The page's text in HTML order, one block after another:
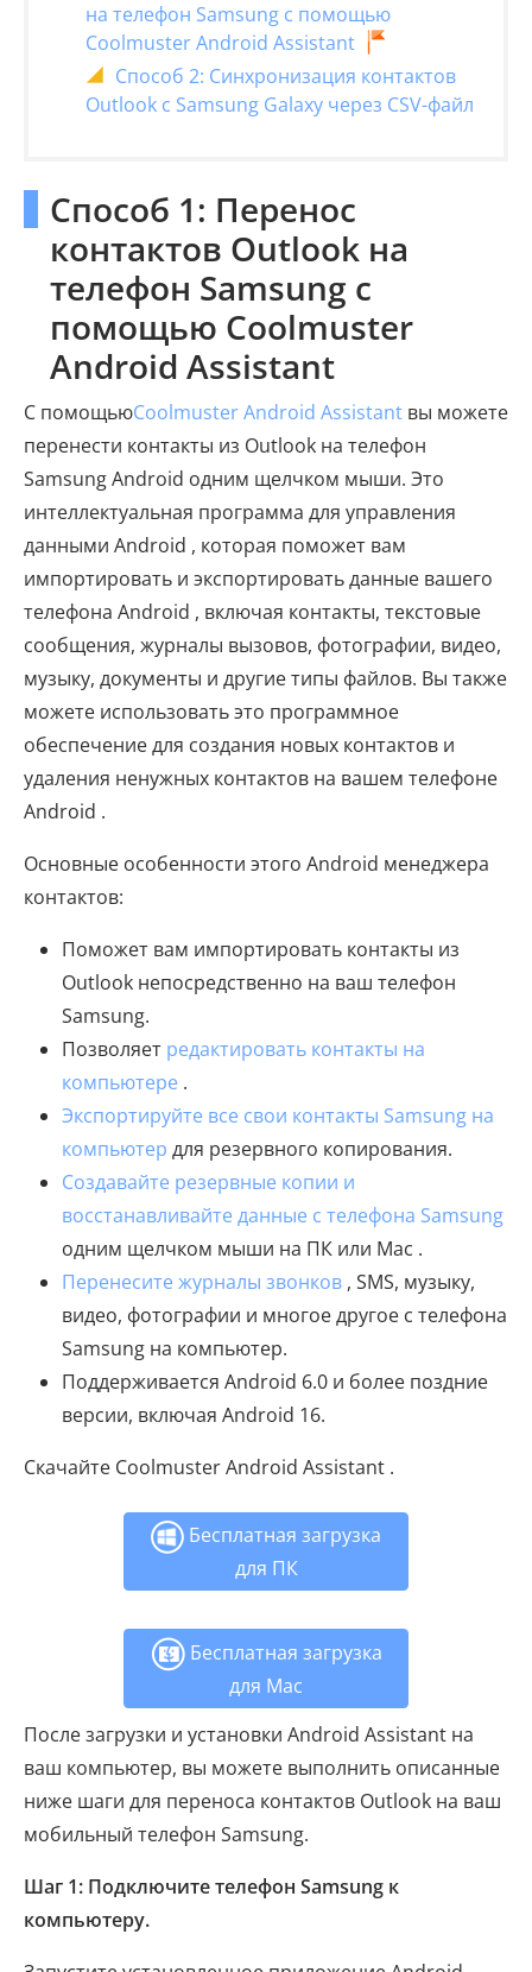
на телефон Samsung с помощью
Coolmuster Android Assistant
Способ 2: Синхронизация контактов
Outlook с Samsung Galaxy через CSV-файл
Способ 1: Перенос
контактов Outlook на
телефон Samsung с
помощью Coolmuster
Android Assistant
С помощьюCoolmuster Android Assistant вы можете
перенести контакты из Outlook на телефон
Samsung Android одним щелчком мыши. Это
интеллектуальная программа для управления
данными Android , которая поможет вам
импортировать и экспортировать данные вашего
телефона Android , включая контакты, текстовые
сообщения, журналы вызовов, фотографии, видео,
музыку, документы и другие типы файлов. Вы также
можете использовать это программное
обеспечение для создания новых контактов и
удаления ненужных контактов на вашем телефоне
Android .
Основные особенности этого Android менеджера
контактов:
Поможет вам импортировать контакты из
Outlook непосредственно на ваш телефон
Samsung.
Позволяет редактировать контакты на
компьютере .
Экспортируйте все свои контакты Samsung на
компьютер для резервного копирования.
Создавайте резервные копии и
восстанавливайте данные с телефона Samsung
одним щелчком мыши на ПК или Mac .
Перенесите журналы звонков , SMS, музыку,
видео, фотографии и многое другое с телефона
Samsung на компьютер.
Поддерживается Android 6.0 и более поздние
версии, включая Android 16.
Скачайте Coolmuster Android Assistant .
Бесплатная загрузка
для ПК
Бесплатная загрузка
для Mac
После загрузки и установки Android Assistant на
ваш компьютер, вы можете выполнить описанные
ниже шаги для переноса контактов Outlook на ваш
мобильный телефон Samsung.
Шаг 1: Подключите телефон Samsung к
компьютеру.